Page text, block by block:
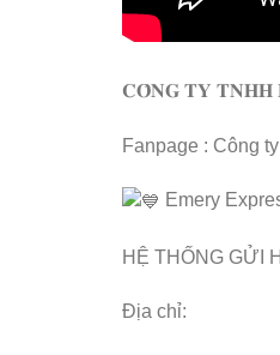
𝐂𝐎̂𝐍𝐆 𝐓𝐘 𝐓𝐍𝐇𝐇
Fanpage : Công
Emery
HỆ THỐNG GỬI
Địa chỉ: